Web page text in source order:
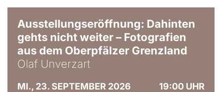
Ausstellungseröffnung: Dahinten
gehts nicht weiter – Fotografien
aus dem Oberpfälzer Grenzland
Olaf Unverzart
MI., 23. SEPTEMBER 2026 19:00 UHR